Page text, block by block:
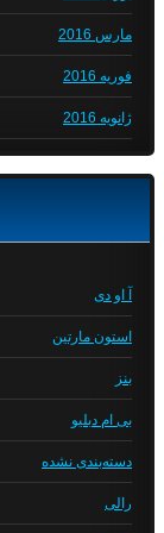
مارس 2016
فوریه 2016
ژانویه 2016
آ او دی
استون مارتین
بنز
بی ام دبلیو
دسته‌بندی نشده
رالی